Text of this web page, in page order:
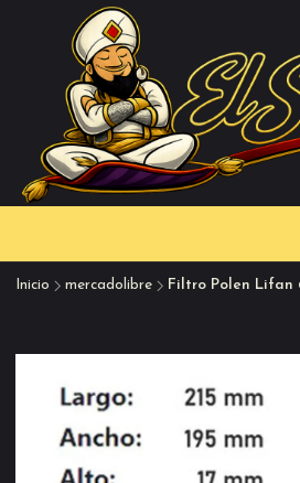
Inicio mercadolibre Filtro Polen Lifan